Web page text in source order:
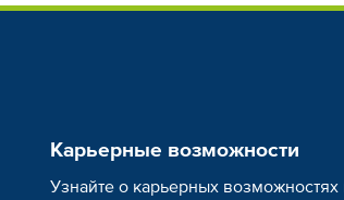
Карьерные возможности
Узнайте о карьерных